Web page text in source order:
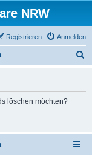
NRW
Anmelden
Registrieren
löschen möchten?